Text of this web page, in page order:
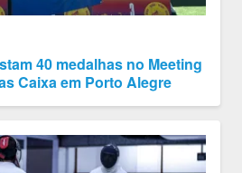
40 medalhas no Meeting
Caixa em Porto Alegre